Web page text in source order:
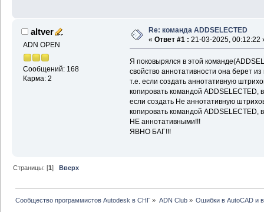
altver
ADN OPEN
Сообщений: 168
Карма: 2
Re: команда ADDSELECTED
« Ответ #1 : 21-03-2025, 00:12:22
Я поковырялся в этой
свойство аннотативности она берет
т.е. если создать аннотативную
копировать командой ADDSELECTED,
если создать Не аннотативную
копировать командой ADDSELECTED,
НЕ аннотативными!!!
ЯВНО БАГ!!!
Страницы: [1]Вверх
Сообщество программистов Autodesk в СНГ » ADN Club» Ошибки в AutoCAD и